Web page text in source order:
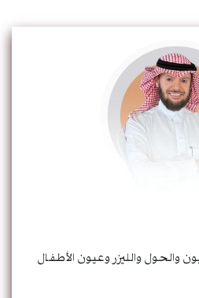
والحول والليزر وعيون الأطفال